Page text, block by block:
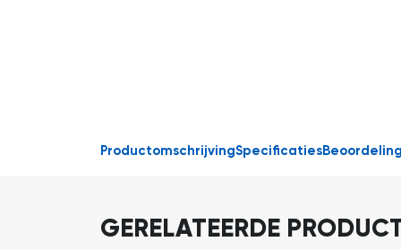
ProductomschrijvingSpecificaties
GERELATEERDE